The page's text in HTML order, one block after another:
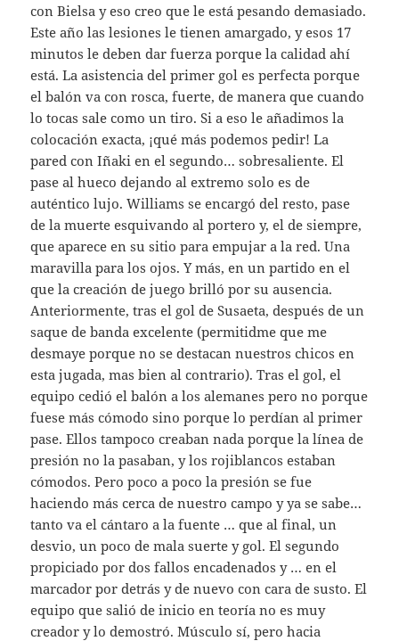
con Bielsa y eso creo que le está pesando demasiado.
Este año las lesiones le tienen amargado, y esos 17
minutos le deben dar fuerza porque la calidad ahí
está. La asistencia del primer gol es perfecta porque
el balón va con rosca, fuerte, de manera que cuando
lo tocas sale como un tiro. Si a eso le añadimos la
colocación exacta, ¡qué más podemos pedir! La
pared con Iñaki en el segundo… sobresaliente. El
pase al hueco dejando al extremo solo es de
auténtico lujo. Williams se encargó del resto, pase
de la muerte esquivando al portero y, el de siempre,
que aparece en su sitio para empujar a la red. Una
maravilla para los ojos. Y más, en un partido en el
que la creación de juego brilló por su ausencia.
Anteriormente, tras el gol de Susaeta, después de un
saque de banda excelente (permitidme que me
desmaye porque no se destacan nuestros chicos en
esta jugada, mas bien al contrario). Tras el gol, el
equipo cedió el balón a los alemanes pero no porque
fuese más cómodo sino porque lo perdían al primer
pase. Ellos tampoco creaban nada porque la línea de
presión no la pasaban, y los rojiblancos estaban
cómodos. Pero poco a poco la presión se fue
haciendo más cerca de nuestro campo y ya se sabe…
tanto va el cántaro a la fuente … que al final, un
desvio, un poco de mala suerte y gol. El segundo
propiciado por dos fallos encadenados y … en el
marcador por detrás y de nuevo con cara de susto. El
equipo que salió de inicio en teoría no es muy
creador y lo demostró. Músculo sí, pero hacia